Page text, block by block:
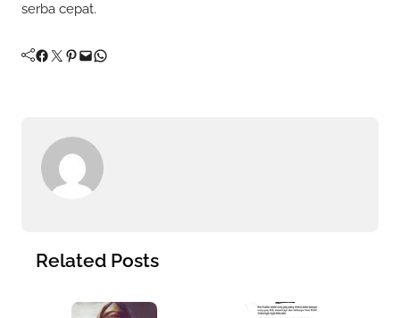
serba cepat.
Facebook Twitter Pinterest Mail WhatsApp
Related Posts